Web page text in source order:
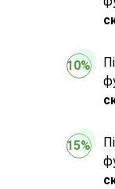
10%
15%